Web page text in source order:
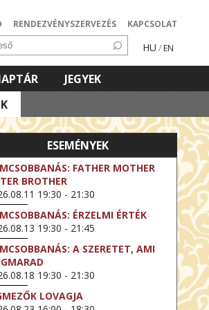
RENDEZVÉNYSZERVEZÉS KAPCSOLAT
HU / EN
JEGYEK
ESEMÉNYEK
FATHER MOTHER
BROTHER
19:30 - 21:30
ÉRZELMI ÉRTÉK
19:30 - 21:45
A SZERETET, AMI
19:30 - 21:30
LOVAGJA